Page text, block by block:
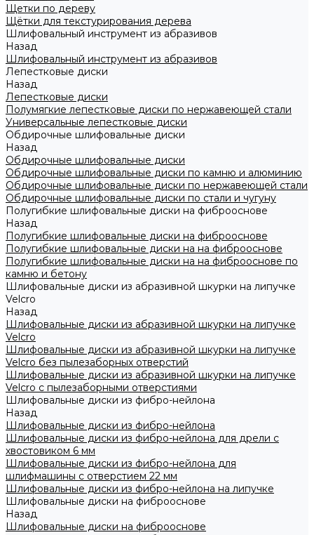
Щетки по дереву
Щётки для текстурирования дерева
Шлифовальный инструмент из абразивов
Назад
Шлифовальный инструмент из абразивов
Лепестковые диски
Назад
Лепестковые диски
Полумягкие лепестковые диски по нержавеющей стали
Универсальные лепестковые диски
Обдирочные шлифовальные диски
Назад
Обдирочные шлифовальные диски
Обдирочные шлифовальные диски по камню и алюминию
Обдирочные шлифовальные диски по нержавеющей стали
Обдирочные шлифовальные диски по стали и чугуну
Полугибкие шлифовальные диски на фиброоснове
Назад
Полугибкие шлифовальные диски на фиброоснове
Полугибкие шлифовальные диски на на фиброоснове
Полугибкие шлифовальные диски на на фиброоснове по
камню и бетону
Шлифовальные диски из абразивной шкурки на липучке
Velcro
Назад
Шлифовальные диски из абразивной шкурки на липучке
Velcro
Шлифовальные диски из абразивной шкурки на липучке
Velcro без пылезаборных отверстий
Шлифовальные диски из абразивной шкурки на липучке
Velcro с пылезаборными отверстиями
Шлифовальные диски из фибро-нейлона
Назад
Шлифовальные диски из фибро-нейлона
Шлифовальные диски из фибро-нейлона для дрели с
хвостовиком 6 мм
Шлифовальные диски из фибро-нейлона для
шлифмашины с отверстием 22 мм
Шлифовальные диски из фибро-нейлона на липучке
Шлифовальные диски на фиброоснове
Назад
Шлифовальные диски на фиброоснове